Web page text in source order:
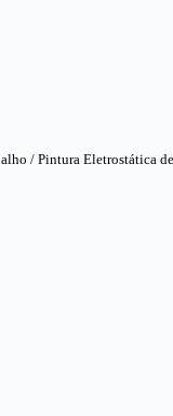
/ Pintura Eletrostática